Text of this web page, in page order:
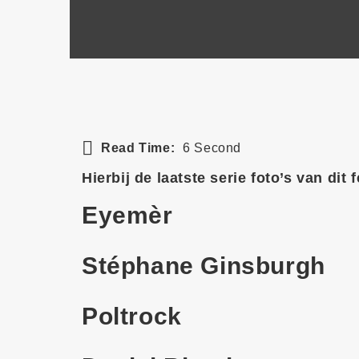
Read Time: 6 Second
Hierbij de laatste serie foto’s van dit
Eyemèr
Stéphane Ginsburgh
Poltrock